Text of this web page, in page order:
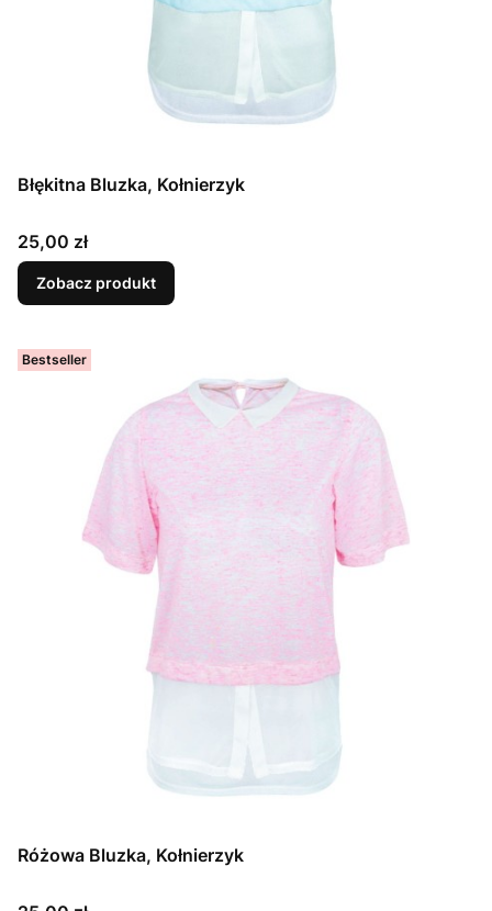
Błękitna Bluzka, Kołnierzyk
Cena
25,00 zł
Zobacz produkt
Bestseller
Różowa Bluzka, Kołnierzyk